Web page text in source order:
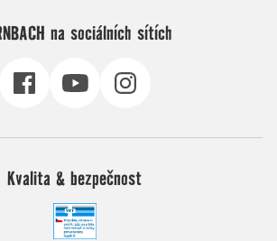
na sociálních sítích
Kvalita & bezpečnost